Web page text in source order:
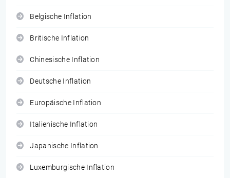
Belgische Inflation
Britische Inflation
Chinesische Inflation
Deutsche Inflation
Europäische Inflation
Italienische Inflation
Japanische Inflation
Luxemburgische Inflation